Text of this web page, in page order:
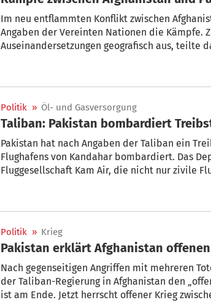
Im neu entflammten Konflikt zwischen
Angaben der Vereinten Nationen die Kämpfe.
Auseinandersetzungen geografisch aus, teilte
Politik » Öl- und Gasversorgung
Taliban: Pakistan bombardiert
Pakistan hat nach Angaben der Taliban ein
Flughafens von Kandahar bombardiert. Das
Fluggesellschaft Kam Air, die nicht nur zivile
Kabul, angegriffen. Es seien Häuser getroffen
Politik » Krieg
Pakistan erklärt
Nach gegenseitigen Angriffen mit mehreren
der Taliban-Regierung in Afghanistan den
ist am Ende. Jetzt herrscht offener Krieg